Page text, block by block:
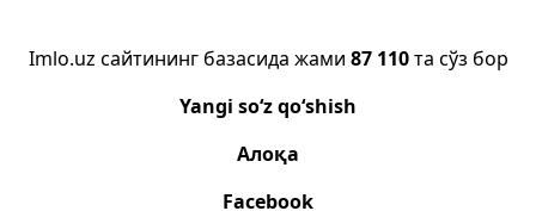
Imlo.uz сайтининг базасида жами 87 110та сўз бор
Yangi so‘z qo‘shish
Алоқа
Facebook